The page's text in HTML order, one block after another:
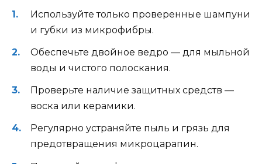
Используйте только проверенные шампуни
и губки из микрофибры.
Обеспечьте двойное ведро — для мыльной
воды и чистого полоскания.
Проверьте наличие защитных средств —
воска или керамики.
Регулярно устраняйте пыль и грязь для
предотвращения микроцарапин.